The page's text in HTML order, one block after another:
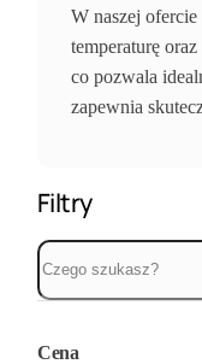
W naszej
temperaturę
co pozwala
zapewnia
Filtry
Cena